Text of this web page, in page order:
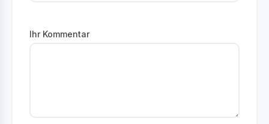
Ihr Kommentar